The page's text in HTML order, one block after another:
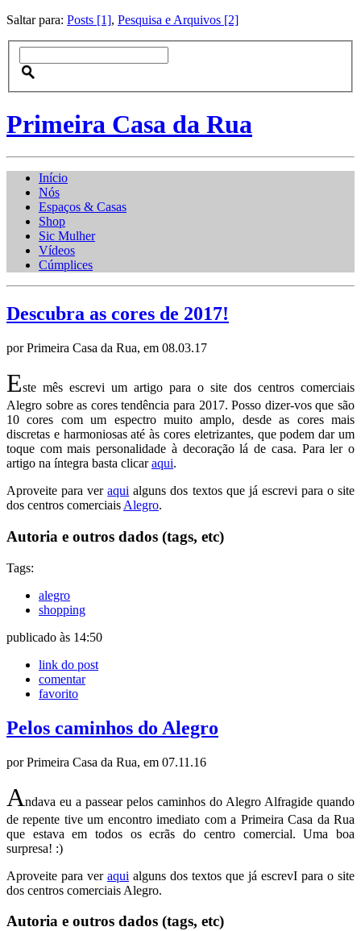
Saltar para: Posts [1], Pesquisa e Arquivos [2]
Primeira Casa da Rua
Início
Nós
Espaços & Casas
Shop
Sic Mulher
Vídeos
Cúmplices
Descubra as cores de 2017!
por Primeira Casa da Rua, em 08.03.17
Este mês escrevi um artigo para o site dos centros comerciais
Alegro sobre as cores tendência para 2017. Posso dizer-vos que são
10 cores com um espectro muito amplo, desde as cores mais
discretas e harmoniosas até às cores eletrizantes, que podem dar um
toque com mais personalidade à decoração lá de casa. Para ler o
artigo na íntegra basta clicaraqui.
Aproveite para veraqui alguns dos textos que já escrevi para o site
dos centros comerciais Alegro.
Autoria e outros dados (tags, etc)
Tags:
alegro
shopping
publicado às 14:50
link do post
comentar
favorito
Pelos caminhos do Alegro
por Primeira Casa da Rua, em 07.11.16
Andava eu a passear pelos caminhos do Alegro Alfragide quando
de repente tive um encontro imediato com a Primeira Casa da Rua
que estava em todos os ecrãs do centro comercial. Uma boa
surpresa! :)
Aproveite para ver aqui alguns dos textos que já escrevI para o site
dos centros comerciais Alegro.
Autoria e outros dados (tags, etc)